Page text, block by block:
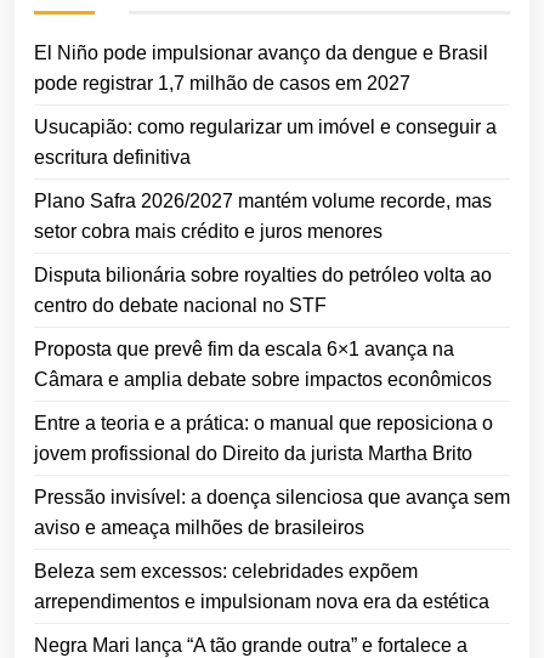
El Niño pode impulsionar avanço da dengue e Brasil
pode registrar 1,7 milhão de casos em 2027
Usucapião: como regularizar um imóvel e conseguir a
escritura definitiva
Plano Safra 2026/2027 mantém volume recorde, mas
setor cobra mais crédito e juros menores
Disputa bilionária sobre royalties do petróleo volta ao
centro do debate nacional no STF
Proposta que prevê fim da escala 6×1 avança na
Câmara e amplia debate sobre impactos econômicos
Entre a teoria e a prática: o manual que reposiciona o
jovem profissional do Direito da jurista Martha Brito
Pressão invisível: a doença silenciosa que avança sem
aviso e ameaça milhões de brasileiros
Beleza sem excessos: celebridades expõem
arrependimentos e impulsionam nova era da estética
Negra Mari lança “A tão grande outra” e fortalece a